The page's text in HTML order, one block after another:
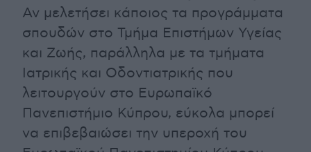
Αν μελετήσει κάποιος τα προγράμματα
σπουδών στο Τμήμα Επιστήμων Υγείας
και Ζωής, παράλληλα με τα τμήματα
Ιατρικής και Οδοντιατρικής που
λειτουργούν στο Ευρωπαϊκό
Πανεπιστήμιο Κύπρου, εύκολα μπορεί
να επιβεβαιώσει την υπεροχή του